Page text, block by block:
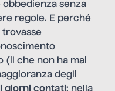
senza
regole. E perché
trovasse
(il che non ha mai
degli